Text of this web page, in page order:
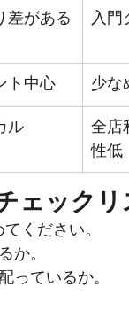
差がある 入門
ト中心 少な
ル
全店
性低
ェックリ
ください。
か。
っているか。